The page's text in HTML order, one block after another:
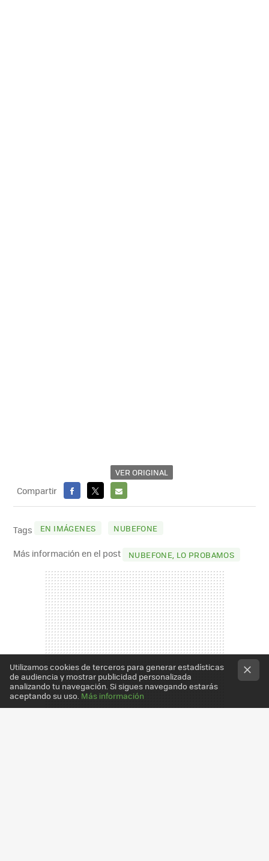
VER ORIGINAL
Compartir
FACEBOOK
X
E-
MAIL
Tags EN IMÁGENES NUBEFONE
Más información en el post NUBEFONE, LO PROBAMOS
Utilizamos cookies de terceros para generar estadísticas
de audiencia y mostrar publicidad personalizada
analizando tu navegación. Si sigues navegando estarás
aceptando su uso. Más información